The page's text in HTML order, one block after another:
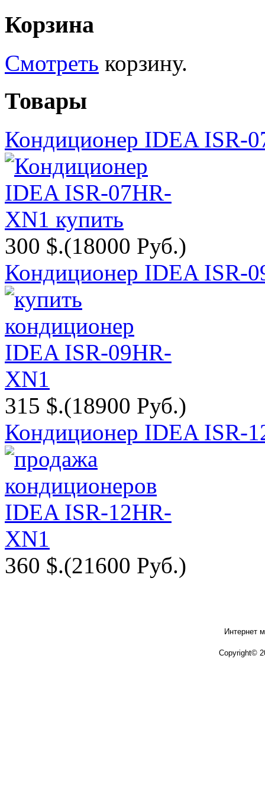
Корзина
Смотреть корзину.
Товары
Кондиционер IDEA ISR-
300 $.(18000 Руб.)
Кондиционер IDEA ISR-
315 $.(18900 Руб.)
Кондиционер IDEA ISR-
360 $.(21600 Руб.)
Интернет
Copyright©